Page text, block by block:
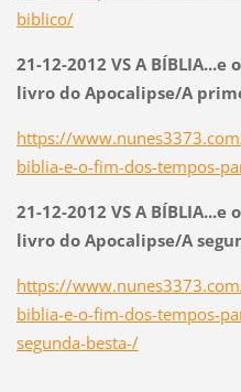
biblico/
21-12-2012 VS A
livro do Apocalipse/A
https://
biblia-e-o-fim-dos-tempos-
21-12-2012 VS A
livro do Apocalipse/A
https://
biblia-e-o-fim-dos-tempos-
segunda-besta-/